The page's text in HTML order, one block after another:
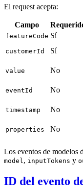
El request acepta:
Campo
featureCode Sí
customerId Sí
value No
eventId No
timestamp No
properties No
Los eventos de modelos
model, inputTokens y
ID del evento